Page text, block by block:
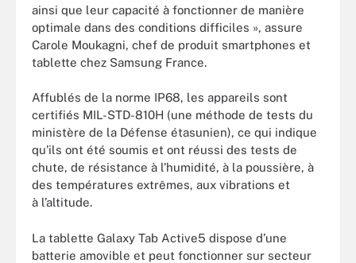
ainsi que leur capacité à fonctionner de manière
optimale dans des conditions difficiles », assure
Carole Moukagni, chef de produit smartphones et
tablette chez Samsung France.
Affublés de la norme IP68, les appareils sont
certifiés MIL-STD-810H (une méthode de tests du
ministère de la Défense étasunien), ce qui indique
qu’ils ont été soumis et ont réussi des tests de
chute, de résistance à l’humidité, à la poussière, à
des températures extrêmes, aux vibrations et
à l’altitude.
La tablette Galaxy Tab Active5 dispose d’une
batterie amovible et peut fonctionner sur secteur